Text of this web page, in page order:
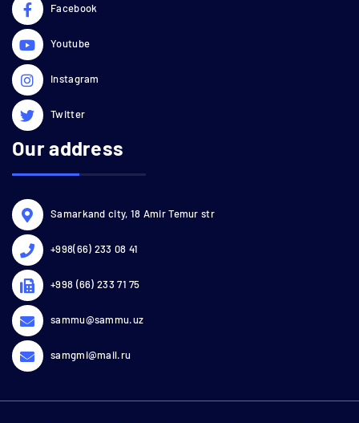
Facebook
Youtube
Instagram
Twitter
Our address
Samarkand city, 18 Amir Temur str
+998(66) 233 08 41
+998 (66) 233 71 75
sammu@sammu.uz
samgmi@mail.ru